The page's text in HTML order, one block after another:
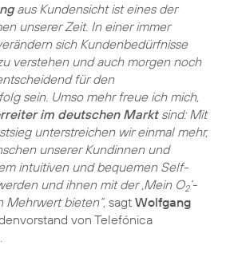
aus Kundensicht ist eines der
unserer Zeit. In einer immer
sich Kundenbedürfnisse
verstehen und auch morgen noch
für den
sein. Umso mehr freue ich mich,
im deutschen Marktsind: Mit
unterstreichen wir einmal mehr,
unserer Kundinnen und
intuitiven und bequemen Self-
und ihnen mit der ‚Mein O2‘-
Mehrwert bieten“, sagt Wolfgang
von Telefónica
.